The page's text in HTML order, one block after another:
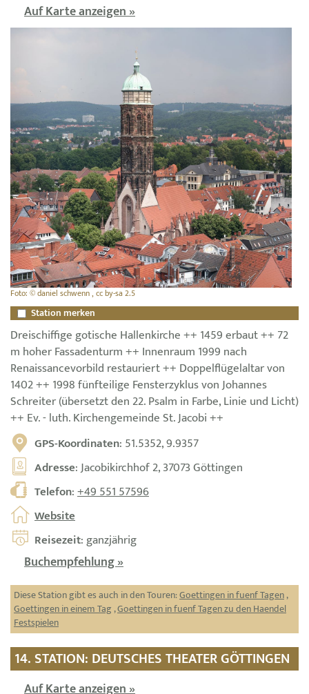
Auf Karte anzeigen »
Foto: © daniel schwenn , cc by-sa 2.5
Station merken
Dreischiffige gotische Hallenkirche ++ 1459 erbaut ++ 72
m hoher Fassadenturm ++ Innenraum 1999 nach
Renaissancevorbild restauriert ++ Doppelflügelaltar von
1402 ++ 1998 fünfteilige Fensterzyklus von Johannes
Schreiter (übersetzt den 22. Psalm in Farbe, Linie und Licht)
++ Ev. - luth. Kirchengemeinde St. Jacobi ++
GPS-Koordinaten: 51.5352, 9.9357
Adresse: Jacobikirchhof 2, 37073 Göttingen
Telefon:+49 551 57596
Website
Reisezeit: ganzjährig
Buchempfehlung »
Diese Station gibt es auch in den Touren:Goettingen in fuenf Tagen,
Goettingen in einem Tag ,Goettingen in fuenf Tagen zu den Haendel
Festspielen
14. STATION: DEUTSCHES THEATER GÖTTINGEN
Auf Karte anzeigen »